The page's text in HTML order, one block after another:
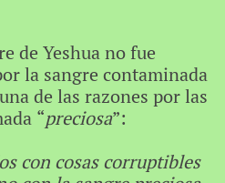
de Yeshua no fue
la sangre contaminada
de las razones por las
“preciosa”:
con cosas corruptibles